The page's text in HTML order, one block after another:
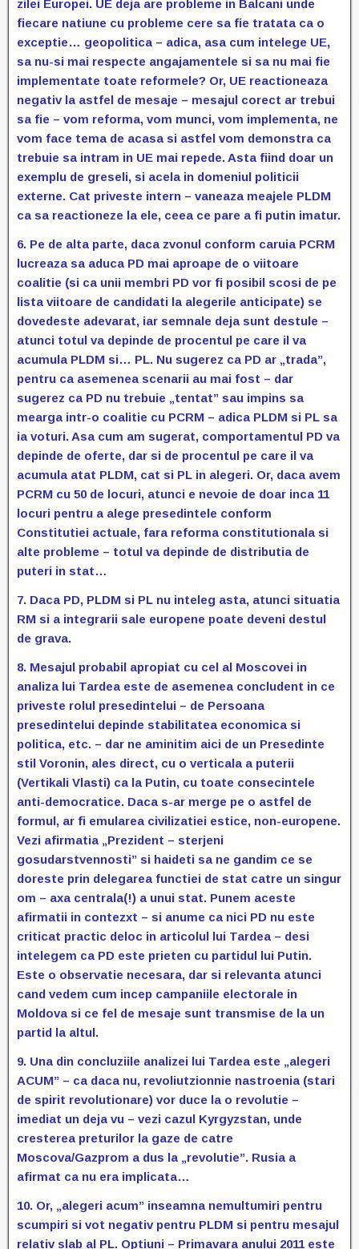
zilei Europei. UE deja are probleme in Balcani unde
fiecare natiune cu probleme cere sa fie tratata ca o
exceptie… geopolitica – adica, asa cum intelege UE,
sa nu-si mai respecte angajamentele si sa nu mai fie
implementate toate reformele? Or, UE reactioneaza
negativ la astfel de mesaje – mesajul corect ar trebui
sa fie – vom reforma, vom munci, vom implementa, ne
vom face tema de acasa si astfel vom demonstra ca
trebuie sa intram in UE mai repede. Asta fiind doar un
exemplu de greseli, si acela in domeniul politicii
externe. Cat priveste intern – vaneaza meajele PLDM
ca sa reactioneze la ele, ceea ce pare a fi putin imatur.
6. Pe de alta parte, daca zvonul conform caruia PCRM
lucreaza sa aduca PD mai aproape de o viitoare
coalitie (si ca unii membri PD vor fi posibil scosi de pe
lista viitoare de candidati la alegerile anticipate) se
dovedeste adevarat, iar semnale deja sunt destule –
atunci totul va depinde de procentul pe care il va
acumula PLDM si… PL. Nu sugerez ca PD ar „trada”,
pentru ca asemenea scenarii au mai fost – dar
sugerez ca PD nu trebuie „tentat” sau impins sa
mearga intr-o coalitie cu PCRM – adica PLDM si PL sa
ia voturi. Asa cum am sugerat, comportamentul PD va
depinde de oferte, dar si de procentul pe care il va
acumula atat PLDM, cat si PL in alegeri. Or, daca avem
PCRM cu 50 de locuri, atunci e nevoie de doar inca 11
locuri pentru a alege presedintele conform
Constitutiei actuale, fara reforma constitutionala si
alte probleme – totul va depinde de distributia de
puteri in stat…
7. Daca PD, PLDM si PL nu inteleg asta, atunci situatia
RM si a integrarii sale europene poate deveni destul
de grava.
8. Mesajul probabil apropiat cu cel al Moscovei in
analiza lui Tardea este de asemenea concludent in ce
priveste rolul presedintelui – de Persoana
presedintelui depinde stabilitatea economica si
politica, etc. – dar ne aminitim aici de un Presedinte
stil Voronin, ales direct, cu o verticala a puterii
(Vertikali Vlasti) ca la Putin, cu toate consecintele
anti-democratice. Daca s-ar merge pe o astfel de
formul, ar fi emularea civilizatiei estice, non-europene.
Vezi afirmatia „Prezident – sterjeni
gosudarstvennosti” si haideti sa ne gandim ce se
doreste prin delegarea functiei de stat catre un singur
om – axa centrala(!) a unui stat. Punem aceste
afirmatii in contezxt – si anume ca nici PD nu este
criticat practic deloc in articolul lui Tardea – desi
intelegem ca PD este prieten cu partidul lui Putin.
Este o observatie necesara, dar si relevanta atunci
cand vedem cum incep campaniile electorale in
Moldova si ce fel de mesaje sunt transmise de la un
partid la altul.
9. Una din concluziile analizei lui Tardea este „alegeri
ACUM” – ca daca nu, revoliutzionnie nastroenia (stari
de spirit revolutionare) vor duce la o revolutie –
imediat un deja vu – vezi cazul Kyrgyzstan, unde
cresterea preturilor la gaze de catre
Moscova/Gazprom a dus la „revolutie”. Rusia a
afirmat ca nu era implicata…
10. Or, „alegeri acum” inseamna nemultumiri pentru
scumpiri si vot negativ pentru PLDM si pentru mesajul
relativ slab al PL. Optiuni – Primavara anului 2011 este